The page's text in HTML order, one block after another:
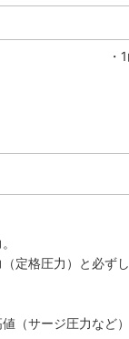
・
定格圧力）と必ず
（サージ圧力など